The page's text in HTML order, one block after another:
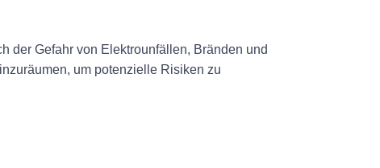
der Gefahr von Elektrounfällen, Bränden und
um potenzielle Risiken zu